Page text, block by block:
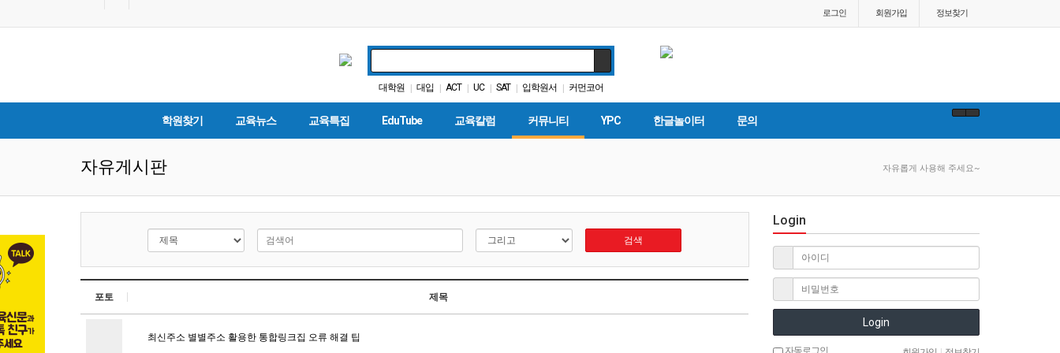
로그인 회원가입 정보찾기
대학원 | 대입 | ACT | UC | SAT | 입학원서 | 커먼코어
| 봉사활동 | 팝사 | 가주교육부
학원찾기 교육뉴스 교육특집 EduTube 교육칼럼 커뮤니티 YPC 한글놀이터 문의
자유게시판 자유롭게 사용해 주세요~
검색
포토 제목
최신주소 별별주소 활용한 통합링크집 오류 해결 팁
Login
Login
자동로그인